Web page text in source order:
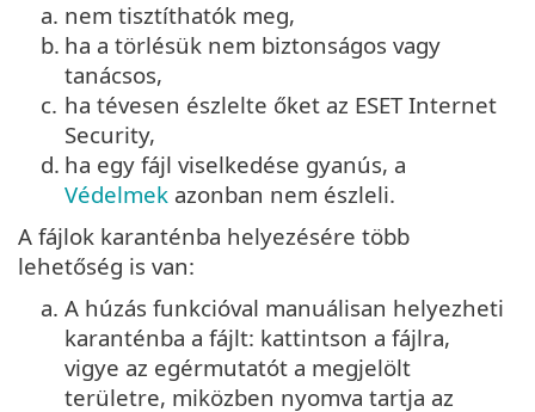
a. nem tisztíthatók meg,
b. ha a törlésük nem biztonságos vagy
tanácsos,
c. ha tévesen észlelte őket az ESET Internet
Security,
d. ha egy fájl viselkedése gyanús, a
Védelmek azonban nem észleli.
A fájlok karanténba helyezésére több
lehetőség is van:
a. A húzás funkcióval manuálisan helyezheti
karanténba a fájlt: kattintson a fájlra,
vigye az egérmutatót a megjelölt
területre, miközben nyomva tartja az